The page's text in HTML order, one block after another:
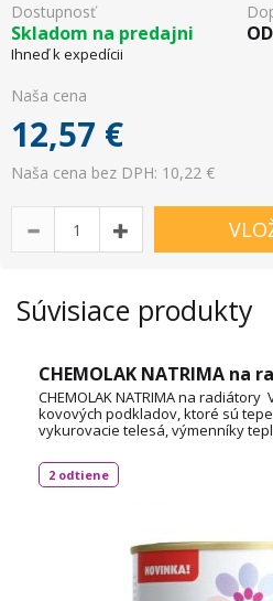
Dostupnosť
Skladom na predajni
Ihneď k expedícii
OD
Naša cena
12,57 €
Naša cena bez DPH: 10,22 €
Súvisiace produkty
CHEMOLAK NATRIMA na
CHEMOLAK NATRIMA na
kovových podkladov, ktoré sú
vykurovacie telesá, výmenníky
tepelnú odolnosťou až do +90 °C,
prestupu tepla. Spotreba: 1,27 -
2 odtiene